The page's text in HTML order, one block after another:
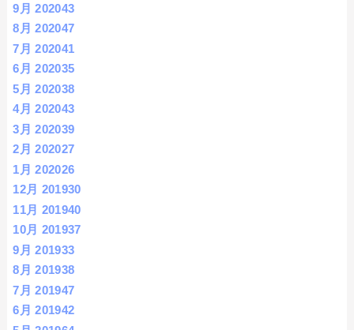
9月 202043
8月 202047
7月 202041
6月 202035
5月 202038
4月 202043
3月 202039
2月 202027
1月 202026
12月 201930
11月 201940
10月 201937
9月 201933
8月 201938
7月 201947
6月 201942